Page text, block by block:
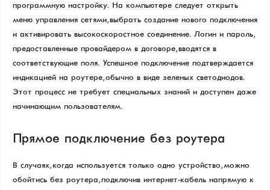
программную настройку. На компьютере следует открыть
меню управления сетями, выбрать создание нового подключения
и активировать высокоскоростное соединение. Логин и пароль,
предоставленные провайдером в договоре, вводятся в
соответствующие поля. Успешное подключение подтверждается
индикацией на роутере, обычно в виде зеленых светодиодов.
Этот процесс не требует специальных знаний и доступен даже
начинающим пользователям.
Прямое подключение без роутера
В случаях, когда используется только одно устройство, можно
обойтись без роутера, подключив интернет-кабель напрямую к